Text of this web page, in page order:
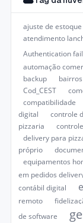
ajuste de estoque
atendimento
Authentication
automação
backup
bairros
Cod_CEST
compatibilidade
digital
controle
pizzaria
delivery para
próprio
equipamentos
em pedidos
contábil digital
remoto
de software